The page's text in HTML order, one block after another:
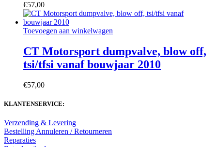
€57,00
Toevoegen aan winkelwagen
CT Motorsport dumpvalve, blow off,
tsi/tfsi vanaf bouwjaar 2010
€57,00
KLANTENSERVICE:
Verzending & Levering
Bestelling Annuleren / Retourneren
Reparaties